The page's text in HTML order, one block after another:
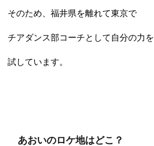
そのため、福井県を離れて東京で
チアダンス部コーチとして自分の力を
試しています。
あおいのロケ地はどこ？